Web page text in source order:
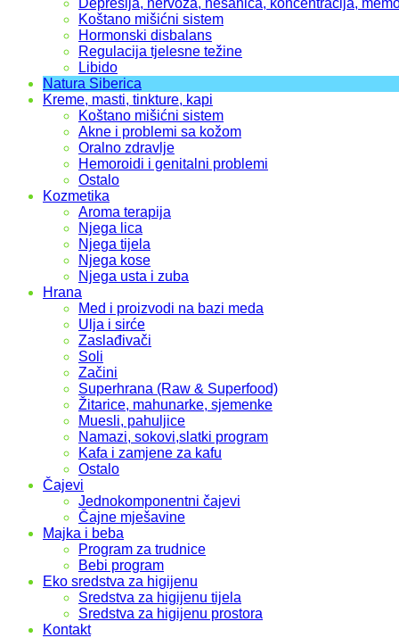
Depresija, nervoza, nesanica, koncentracija,
Koštano mišićni sistem
Hormonski disbalans
Regulacija tjelesne težine
Libido
Natura Siberica
Kreme, masti, tinkture, kapi
Koštano mišićni sistem
Akne i problemi sa kožom
Oralno zdravlje
Hemoroidi i genitalni problemi
Ostalo
Kozmetika
Aroma terapija
Njega lica
Njega tijela
Njega kose
Njega usta i zuba
Hrana
Med i proizvodi na bazi meda
Ulja i sirće
Zaslađivači
Soli
Začini
Superhrana (Raw & Superfood)
Žitarice, mahunarke, sjemenke
Muesli, pahuljice
Namazi, sokovi,slatki program
Kafa i zamjene za kafu
Ostalo
Čajevi
Jednokomponentni čajevi
Čajne mješavine
Majka i beba
Program za trudnice
Bebi program
Eko sredstva za higijenu
Sredstva za higijenu tijela
Sredstva za higijenu prostora
Kontakt